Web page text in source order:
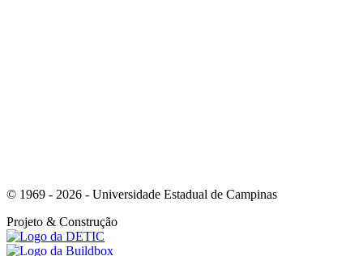
© 1969 - 2026 - Universidade Estadual de Campinas
Projeto & Construção